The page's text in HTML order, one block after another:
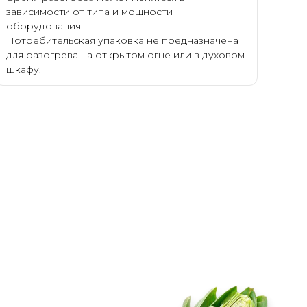
зависимости от типа и мощности
оборудования.
Потребительская упаковка не предназначена
для разогрева на открытом огне или в духовом
шкафу.